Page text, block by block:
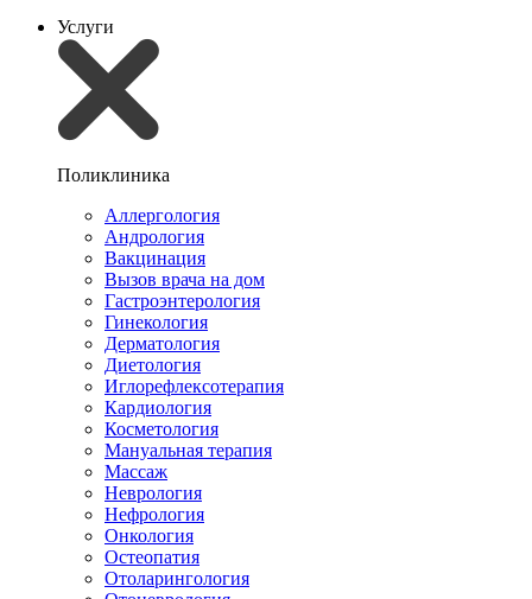
Услуги
Поликлиника
Аллергология
Андрология
Вакцинация
Вызов врача на дом
Гастроэнтерология
Гинекология
Дерматология
Диетология
Иглорефлексотерапия
Кардиология
Косметология
Мануальная терапия
Массаж
Неврология
Нефрология
Онкология
Остеопатия
Отоларингология